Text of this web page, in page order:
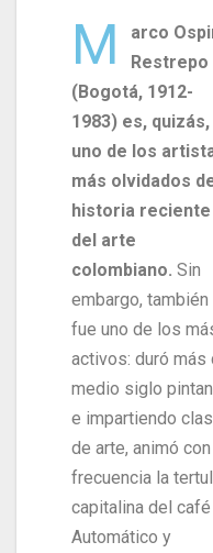
M
arco
Restrepo
(Bogotá, 1912-
1983) es, quizás,
uno de los
más olvidados
historia reciente
del arte
colombiano. Sin
embargo, también
fue uno de los
activos: duró más
medio siglo
e impartiendo
de arte, animó con
frecuencia la
capitalina del café
Automático y